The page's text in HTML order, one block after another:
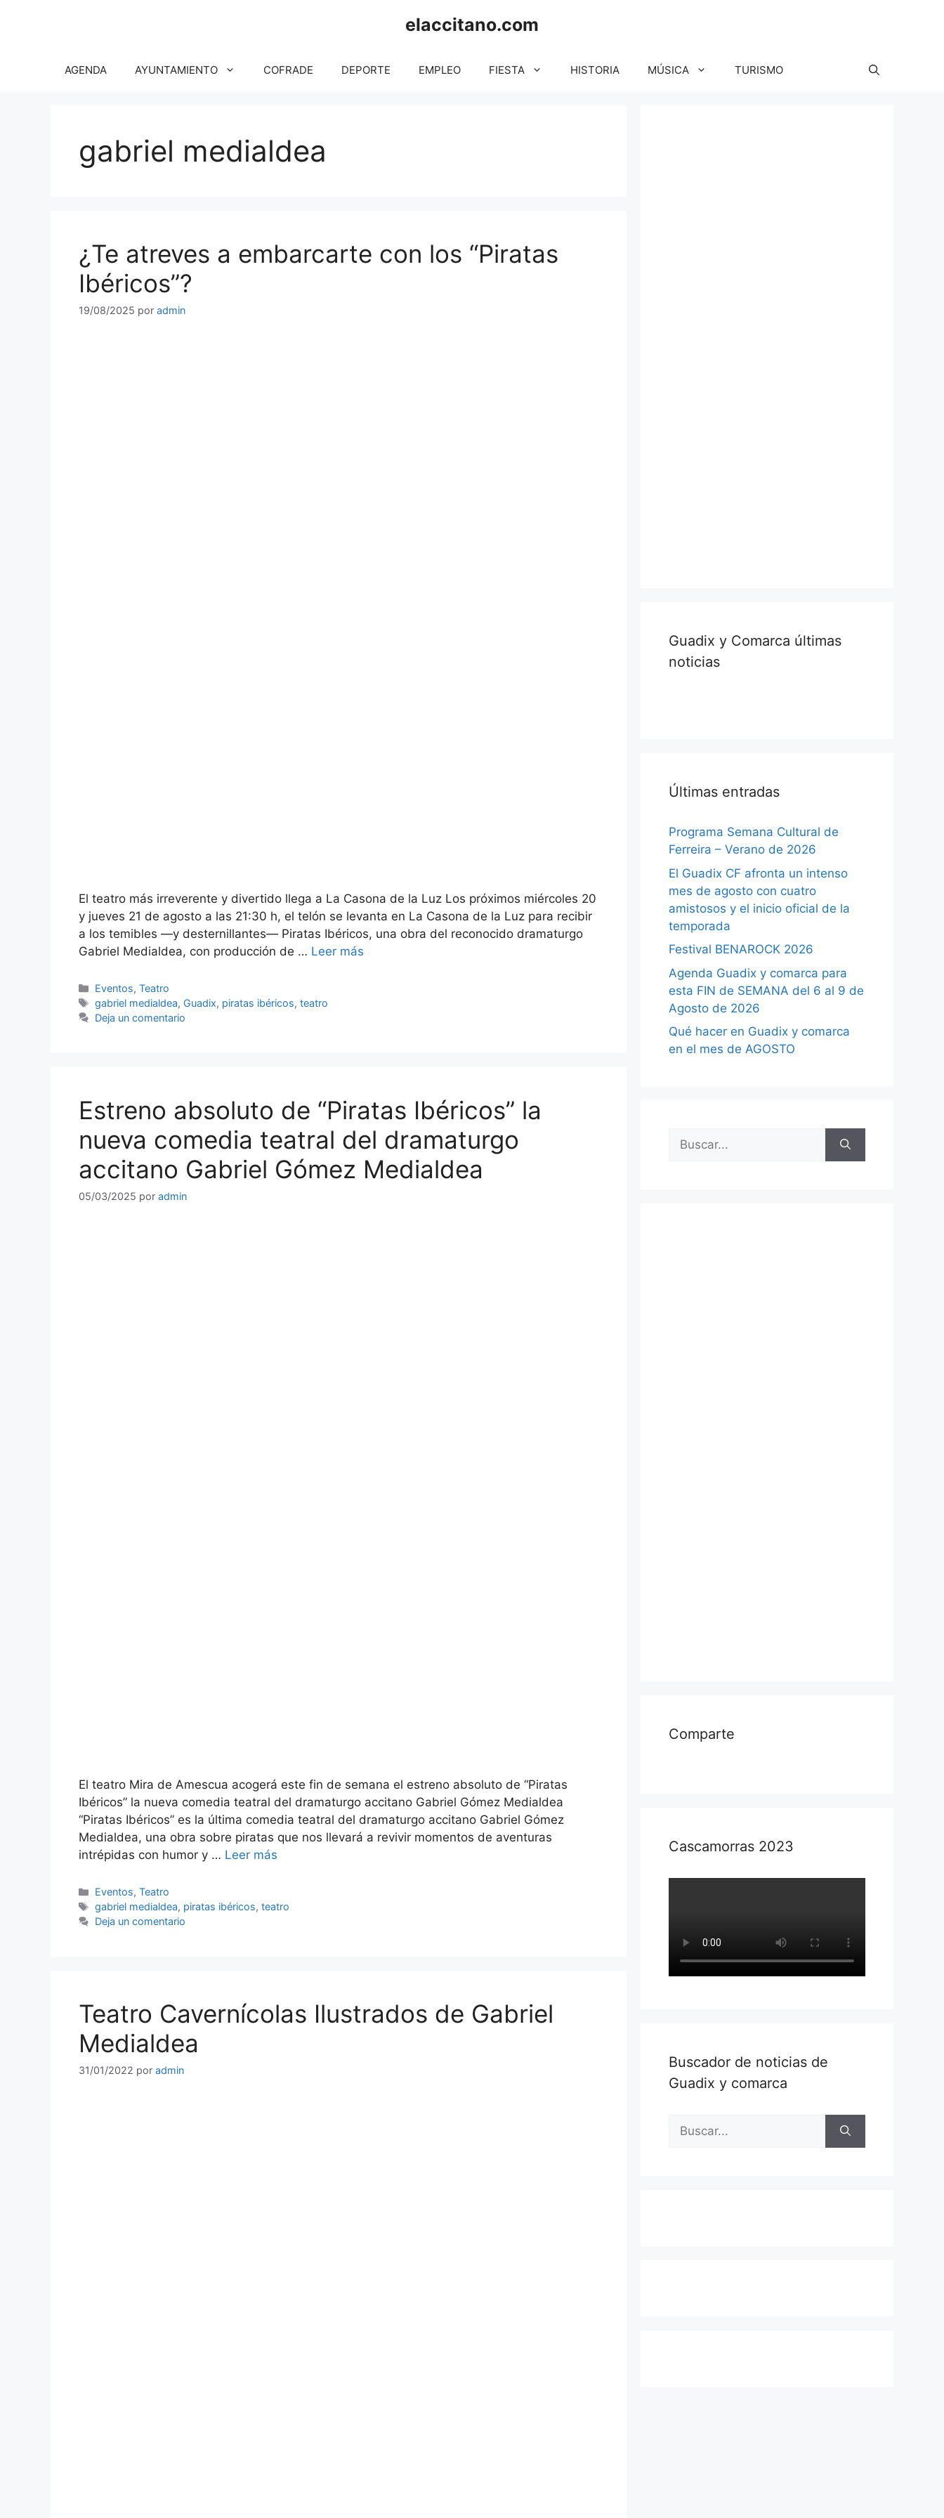
elaccitano.com
AGENDA AYUNTAMIENTO COFRADE DEPORTE EMPLEO FIESTA HISTORIA MÚSICA TURISMO
gabriel medialdea
¿Te atreves a embarcarte con los “Piratas
Ibéricos”?
19/08/2025 por admin
El teatro más irreverente y divertido llega a La Casona de la Luz Los próximos miércoles 20
y jueves 21 de agosto a las 21:30 h, el telón se levanta en La Casona de la Luz para recibir
a los temibles —y desternillantes— Piratas Ibéricos, una obra del reconocido dramaturgo
Gabriel Medialdea, con producción de … Leer más
Categorías
Eventos,Teatro
Etiquetas
gabriel medialdea, Guadix, piratas ibéricos,teatro
Deja un comentario
Estreno absoluto de “Piratas Ibéricos” la
nueva comedia teatral del dramaturgo
accitano Gabriel Gómez Medialdea
05/03/2025 por admin
El teatro Mira de Amescua acogerá este fin de semana el estreno absoluto de “Piratas
Ibéricos” la nueva comedia teatral del dramaturgo accitano Gabriel Gómez Medialdea
“Piratas Ibéricos” es la última comedia teatral del dramaturgo accitano Gabriel Gómez
Medialdea, una obra sobre piratas que nos llevará a revivir momentos de aventuras
intrépidas con humor y … Leer más
Categorías
Eventos,Teatro
Etiquetas
gabriel medialdea, piratas ibéricos,teatro
Deja un comentario
Teatro Cavernícolas Ilustrados de Gabriel
Medialdea
31/01/2022 por admin
Guadix y Comarca últimas
noticias
Últimas entradas
Programa Semana Cultural de
Ferreira – Verano de 2026
El Guadix CF afronta un intenso
mes de agosto con cuatro
amistosos y el inicio oficial de la
temporada
Festival BENAROCK 2026
Agenda Guadix y comarca para
esta FIN de SEMANA del 6 al 9 de
Agosto de 2026
Qué hacer en Guadix y comarca
en el mes de AGOSTO
Buscar:
Comparte
Cascamorras 2023
Buscador de noticias de
Guadix y comarca
Buscar: